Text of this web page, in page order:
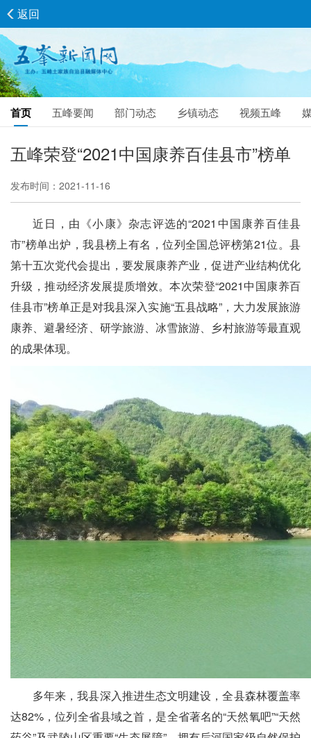
首页 五峰要闻 部门动态 乡镇动态 视频五峰
返回
五峰荣登“2021中国康养百佳县市”榜单
发布时间：2021-11-16
近日，由《小康》杂志评选的“2021中国康养百佳县
市”榜单出炉，我县榜上有名，位列全国总评榜第21位。县
第十五次党代会提出，要发展康养产业，促进产业结构优化
升级，推动经济发展提质增效。本次荣登“2021中国康养百
佳县市”榜单正是对我县深入实施“五县战略”，大力发展旅游
康养、避暑经济、研学旅游、冰雪旅游、乡村旅游等最直观
的成果体现。
多年来，我县深入推进生态文明建设，全县森林覆盖率
达82%，位列全省县域之首，是全省著名的“天然氧吧”“天然